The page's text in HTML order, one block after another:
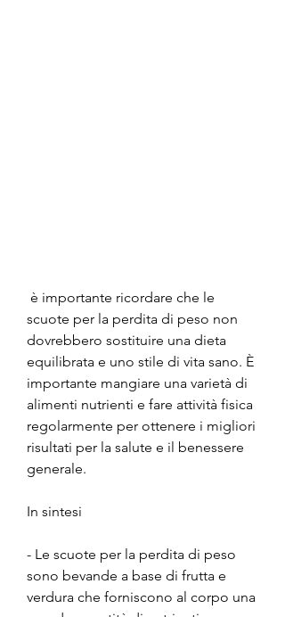
scuote per la perdita di peso non
dovrebbero sostituire una dieta
equilibrata e uno stile di vita sano. È
importante mangiare una varietà di
alimenti nutrienti e fare attività fisica
regolarmente per ottenere i migliori
risultati per la salute e il benessere
generale.
In sintesi
- Le scuote per la perdita di peso
sono bevande a base di frutta e
verdura che forniscono al corpo una